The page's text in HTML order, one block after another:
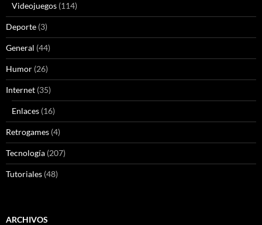
Videojuegos (114)
Deporte (3)
General (44)
Humor (26)
Internet (35)
Enlaces (16)
Retrogames (4)
Tecnología (207)
Tutoriales (48)
ARCHIVOS